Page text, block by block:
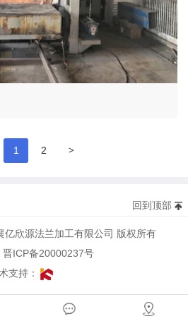
1 2 >
回到顶部
欣源法兰加工有限公司 版权所有
晋ICP备20000237号
持：